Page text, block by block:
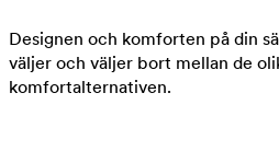
Designen och komforten på din
väljer och väljer bort mellan de
komfortalternativen.